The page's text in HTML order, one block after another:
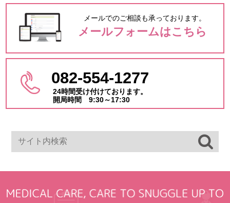
メールでのご相談も承っております。
メールフォームはこちら
082-554-1277
24時間受け付けております。
開局時間 9:30～17:30